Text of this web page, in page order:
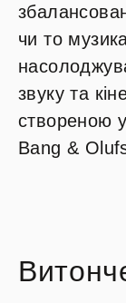
чи то
звуку та
створеною
Bang &